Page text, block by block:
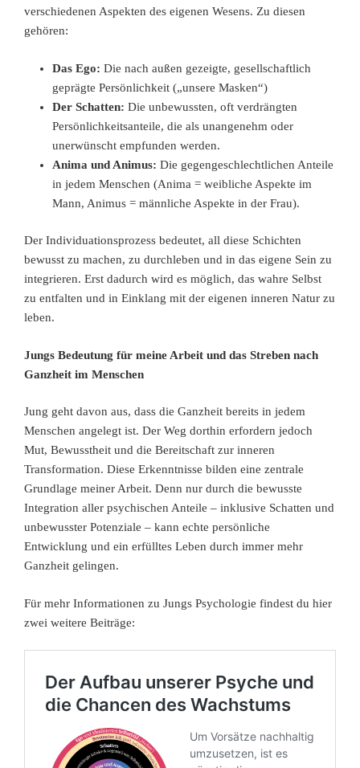
verschiedenen Aspekten des eigenen Wesens. Zu diesen
gehören:
Das Ego: Die nach außen gezeigte, gesellschaftlich
geprägte Persönlichkeit („unsere Masken“)
Der Schatten: Die unbewussten, oft verdrängten
Persönlichkeitsanteile, die als unangenehm oder
unerwünscht empfunden werden.
Anima und Animus: Die gegengeschlechtlichen Anteile
in jedem Menschen (Anima = weibliche Aspekte im
Mann, Animus = männliche Aspekte in der Frau).
Der Individuationsprozess bedeutet, all diese Schichten
bewusst zu machen, zu durchleben und in das eigene Sein zu
integrieren. Erst dadurch wird es möglich, das wahre Selbst
zu entfalten und in Einklang mit der eigenen inneren Natur zu
leben.
Jungs Bedeutung für meine Arbeit und das Streben nach
Ganzheit im Menschen
Jung geht davon aus, dass die Ganzheit bereits in jedem
Menschen angelegt ist. Der Weg dorthin erfordern jedoch
Mut, Bewusstheit und die Bereitschaft zur inneren
Transformation. Diese Erkenntnisse bilden eine zentrale
Grundlage meiner Arbeit. Denn nur durch die bewusste
Integration aller psychischen Anteile – inklusive Schatten und
unbewusster Potenziale – kann echte persönliche
Entwicklung und ein erfülltes Leben durch immer mehr
Ganzheit gelingen.
Für mehr Informationen zu Jungs Psychologie findest du hier
zwei weitere Beiträge: